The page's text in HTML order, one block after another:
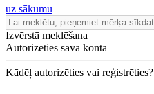
uz sākumu
Izvērstā meklēšana
Autorizēties savā kontā
Kādēļ autorizēties vai reģistrēties?